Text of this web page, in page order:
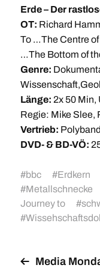
Erde – Der
OT: Richard
To …The Centre
…The Bottom of
Genre:
Länge: 2x 50 Min,
Regie: Mike Slee,
Vertrieb:
DVD- & BD-VÖ:
#bbc #Erdkern
#Metallschnecke
Journey to
#
#
Media